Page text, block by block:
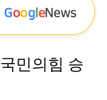
GoogleNews
민의힘 승